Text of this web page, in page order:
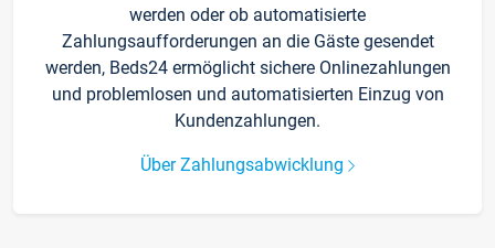
werden oder ob automatisierte
Zahlungsaufforderungen an die Gäste gesendet
werden, Beds24 ermöglicht sichere Onlinezahlungen
und problemlosen und automatisierten Einzug von
Kundenzahlungen.
Über Zahlungsabwicklung